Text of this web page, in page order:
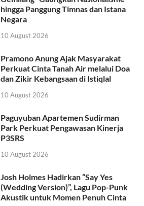
hingga Panggung Timnas dan Istana
Negara
10 August 2026
Pramono Anung Ajak Masyarakat
Perkuat Cinta Tanah Air melalui Doa
dan Zikir Kebangsaan di Istiqlal
10 August 2026
Paguyuban Apartemen Sudirman
Park Perkuat Pengawasan Kinerja
P3SRS
10 August 2026
Josh Holmes Hadirkan “Say Yes
(Wedding Version)”, Lagu Pop-Punk
Akustik untuk Momen Penuh Cinta